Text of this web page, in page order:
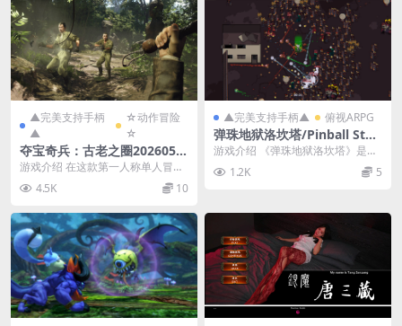
▲完美支持手柄
▲
☆动作冒险
☆
夺宝奇兵：古老之圈2026051
2/Indiana Jones and the Gr
游戏介绍 在这款第一人称单人冒险
游戏中，探索历史上最伟大的谜团
之一吧。1937年...
4.5K 10
▲完美支持手柄▲ 俯视ARPG
弹珠地狱洛坎塔/Pinball Stor
m: Lokanta
游戏介绍 《弹珠地狱洛坎塔》是一
款结合了Roguelike和弹珠玩法的RP
G游戏...
1.2K 5